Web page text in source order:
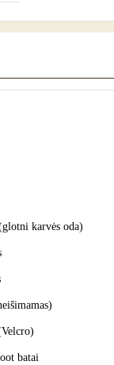
karvės oda)
batai